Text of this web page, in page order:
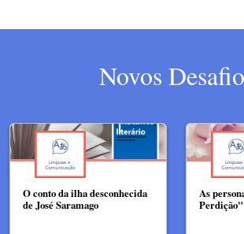
Novos
O conto da ilha desconhecida
de José Saramago
As
Perdição"